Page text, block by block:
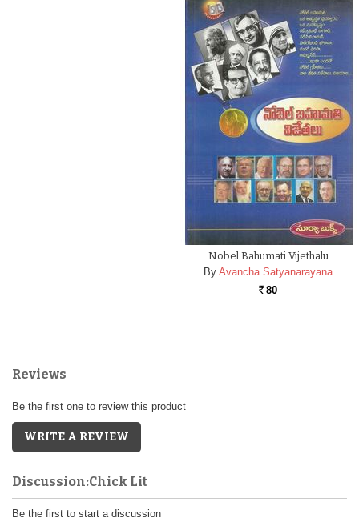
Nobel Bahumati Vijethalu
By Avancha Satyanarayana
Rs. 80
Reviews
Be the first one to review this product
WRITE A REVIEW
Discussion:Chick Lit
Be the first to start a discussion